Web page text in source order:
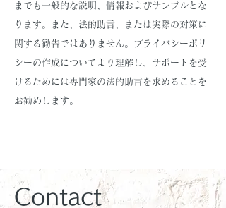
までも一般的な説明、情報およびサンプルとな
ります。また、法的助言、または実際の対策に
関する勧告ではありません。プライバシーポリ
シーの作成についてより理解し、サポートを受
けるためには専門家の法的助言を求めることを
お勧めします。
Contact